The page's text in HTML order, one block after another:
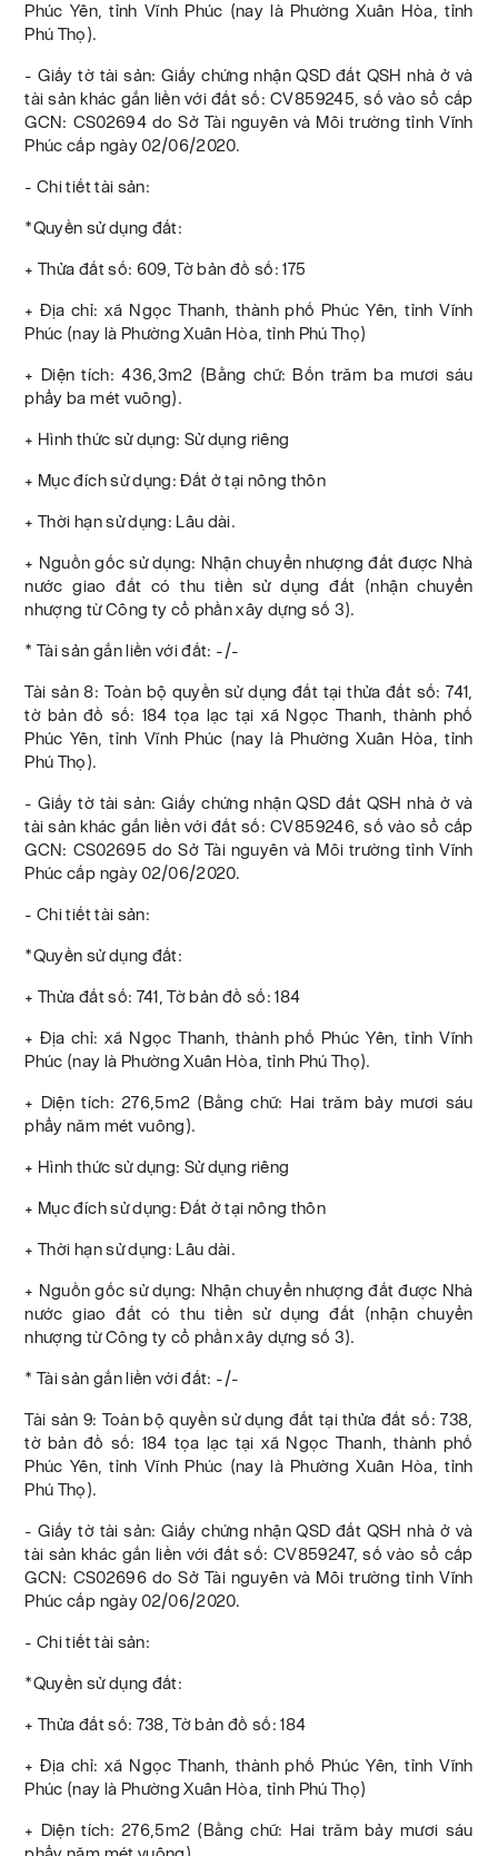
Phúc Yên, tỉnh Vĩnh Phúc (nay là Phường Xuân Hòa, tỉnh
Phú Thọ).
- Giấy tờ tài sản: Giấy chứng nhận QSD đất QSH nhà ở và
tài sản khác gắn liền với đất số: CV859245, số vào sổ cấp
GCN: CS02694 do Sở Tài nguyên và Môi trường tỉnh Vĩnh
Phúc cấp ngày 02/06/2020.
- Chi tiết tài sản:
*Quyền sử dụng đất:
+ Thửa đất số: 609, Tờ bản đồ số: 175
+ Địa chỉ: xã Ngọc Thanh, thành phố Phúc Yên, tỉnh Vĩnh
Phúc (nay là Phường Xuân Hòa, tỉnh Phú Thọ)
+ Diện tích: 436,3m2 (Bằng chữ: Bốn trăm ba mươi sáu
phẩy ba mét vuông).
+ Hình thức sử dụng: Sử dụng riêng
+ Mục đích sử dụng: Đất ở tại nông thôn
+ Thời hạn sử dụng: Lâu dài.
+ Nguồn gốc sử dụng: Nhận chuyển nhượng đất được Nhà
nước giao đất có thu tiền sử dụng đất (nhận chuyển
nhượng từ Công ty cổ phần xây dựng số 3).
* Tài sản gắn liền với đất: -/-
Tài sản 8: Toàn bộ quyền sử dụng đất tại thửa đất số: 741,
tờ bản đồ số: 184 tọa lạc tại xã Ngọc Thanh, thành phố
Phúc Yên, tỉnh Vĩnh Phúc (nay là Phường Xuân Hòa, tỉnh
Phú Thọ).
- Giấy tờ tài sản: Giấy chứng nhận QSD đất QSH nhà ở và
tài sản khác gắn liền với đất số: CV859246, số vào sổ cấp
GCN: CS02695 do Sở Tài nguyên và Môi trường tỉnh Vĩnh
Phúc cấp ngày 02/06/2020.
- Chi tiết tài sản:
*Quyền sử dụng đất:
+ Thửa đất số: 741, Tờ bản đồ số: 184
+ Địa chỉ: xã Ngọc Thanh, thành phố Phúc Yên, tỉnh Vĩnh
Phúc (nay là Phường Xuân Hòa, tỉnh Phú Thọ).
+ Diện tích: 276,5m2 (Bằng chữ: Hai trăm bảy mươi sáu
phẩy năm mét vuông).
+ Hình thức sử dụng: Sử dụng riêng
+ Mục đích sử dụng: Đất ở tại nông thôn
+ Thời hạn sử dụng: Lâu dài.
+ Nguồn gốc sử dụng: Nhận chuyển nhượng đất được Nhà
nước giao đất có thu tiền sử dụng đất (nhận chuyển
nhượng từ Công ty cổ phần xây dựng số 3).
* Tài sản gắn liền với đất: -/-
Tài sản 9: Toàn bộ quyền sử dụng đất tại thửa đất số: 738,
tờ bản đồ số: 184 tọa lạc tại xã Ngọc Thanh, thành phố
Phúc Yên, tỉnh Vĩnh Phúc (nay là Phường Xuân Hòa, tỉnh
Phú Thọ).
- Giấy tờ tài sản: Giấy chứng nhận QSD đất QSH nhà ở và
tài sản khác gắn liền với đất số: CV859247, số vào sổ cấp
GCN: CS02696 do Sở Tài nguyên và Môi trường tỉnh Vĩnh
Phúc cấp ngày 02/06/2020.
- Chi tiết tài sản:
*Quyền sử dụng đất:
+ Thửa đất số: 738, Tờ bản đồ số: 184
+ Địa chỉ: xã Ngọc Thanh, thành phố Phúc Yên, tỉnh Vĩnh
Phúc (nay là Phường Xuân Hòa, tỉnh Phú Thọ)
+ Diện tích: 276,5m2 (Bằng chữ: Hai trăm bảy mươi sáu